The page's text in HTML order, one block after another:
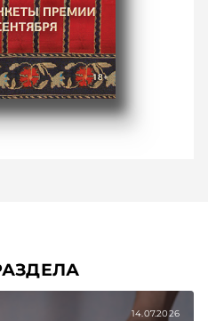
14.07.2026